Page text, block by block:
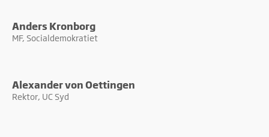
Anders Kronborg
MF, Socialdemokratiet
Alexander von Oettingen
Rektor, UC Syd